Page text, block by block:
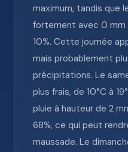
maximum, tandis que
fortement avec 0 mm
10%. Cette journée
mais probablement
précipitations. Le
plus frais, de 10°C à
pluie à hauteur de 2
68%, ce qui peut
maussade. Le